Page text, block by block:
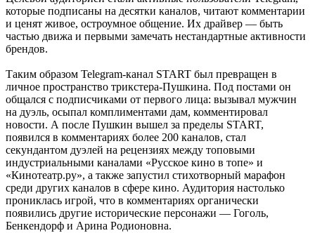
которые подписаны на десятки каналов, читают комментарии
и ценят живое, остроумное общение. Их драйвер — быть
частью движа и первыми замечать нестандартные активности
брендов.
Таким образом Telegram-канал START был превращен в
личное пространство трикстера-Пушкина. Под постами он
общался с подписчиками от первого лица: вызывал мужчин
на дуэль, осыпал комплиментами дам, комментировал
новости. А после Пушкин вышел за пределы START,
появился в комментариях более 200 каналов, стал
секундантом дуэлей на рецензиях между топовыми
индустриальными каналами «Русское кино в топе» и
«Кинотеатр.ру», а также запустил стихотворный марафон
среди других каналов в сфере кино. Аудитория настолько
прониклась игрой, что в комментариях органически
появились другие исторические персонажи — Гоголь,
Бенкендорф и Арина Родионовна.